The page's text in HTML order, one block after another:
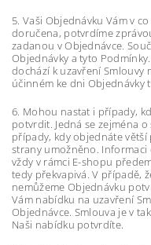
5. Vaši Objednávku Vám v
doručena, potvrdíme
zadanou v Objednávce.
Objednávky a tyto
dochází k uzavření Smlouvy
účinném ke dni Objednávky
6. Mohou nastat i případy,
potvrdit. Jedná se zejména
případy, kdy objednáte větší
strany umožněno. Informaci
vždy v rámci E-shopu
tedy překvapivá. V případě,
nemůžeme Objednávku
Vám nabídku na uzavření
Objednávce. Smlouva je v
Naši nabídku potvrdíte.